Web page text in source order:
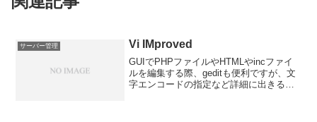
サーバー管理 Vi IMproved
GUIでPHPファイルやHTMLやincファイ
ルを編集する際、geditも便利ですが、文
字エンコードの指定など詳細に出きるの